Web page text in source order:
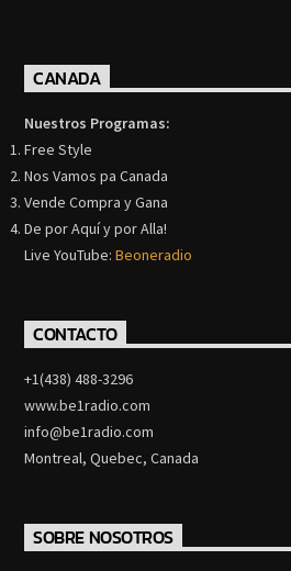
CANADA
Nuestros Programas:
Free Style
Nos Vamos pa Canada
Vende Compra y Gana
De por Aquí y por Alla!
Live YouTube:Beoneradio
CONTACTO
+1(438) 488-3296
www.be1radio.com
info@be1radio.com
Montreal, Quebec, Canada
SOBRE NOSOTROS